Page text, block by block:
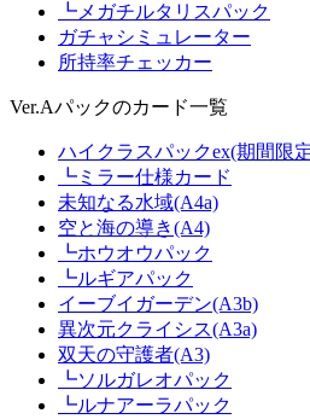
┗メガチルタリスパック
ガチャシミュレーター
所持率チェッカー
Ver.Aパックのカード一覧
ハイクラスパックex(期間限
┗ミラー仕様カード
未知なる水域(A4a)
空と海の導き(A4)
┗ホウオウパック
┗ルギアパック
イーブイガーデン(A3b)
異次元クライシス(A3a)
双天の守護者(A3)
┗ソルガレオパック
┗ルナアーラパック